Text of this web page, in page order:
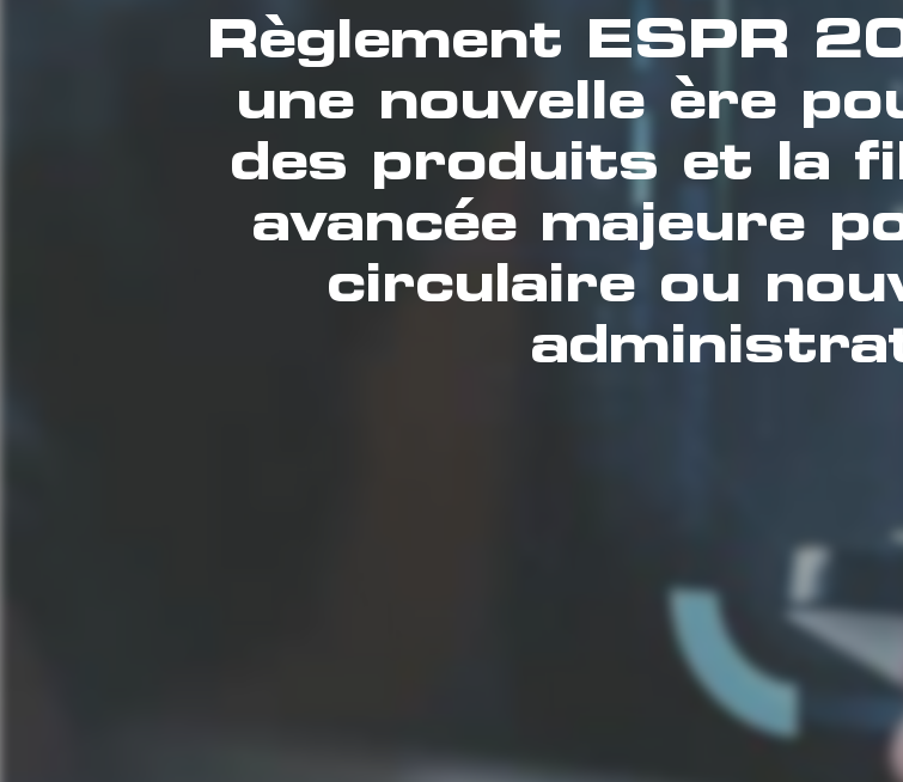
Règlement ESPR
une nouvelle ère
des produits et la
avancée majeure
circulaire ou